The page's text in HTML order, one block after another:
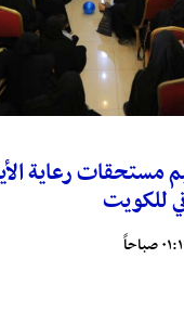
مستحقات رعاية
للكويت